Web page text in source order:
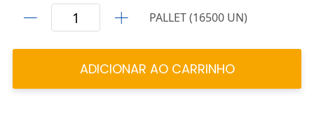
PALLET (16500 UN)
ADICIONAR AO CARRINHO